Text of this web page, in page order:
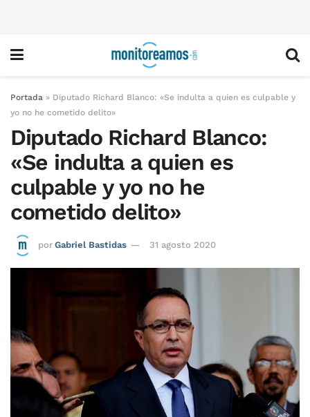
Portada » Diputado Richard Blanco: «Se indulta a quien es culpable y
yo no he cometido delito»
Diputado Richard Blanco:
«Se indulta a quien es
culpable y yo no he
cometido delito»
por Gabriel Bastidas 31 agosto 2020